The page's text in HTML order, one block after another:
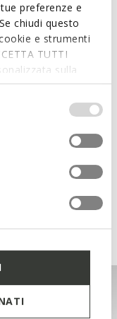
preferenze e
chiudi questo
e strumenti
TUTTI
sulla
quali cookies ed
Per maggiori
momento le
foot in swiftly